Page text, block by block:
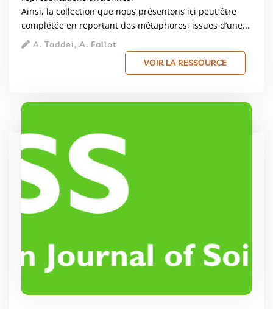
Ainsi, la collection que nous présentons ici peut être
complétée en reportant des métaphores, issues d’une...
A. Taddei, A. Fallot
VOIR LA RESSOURCE